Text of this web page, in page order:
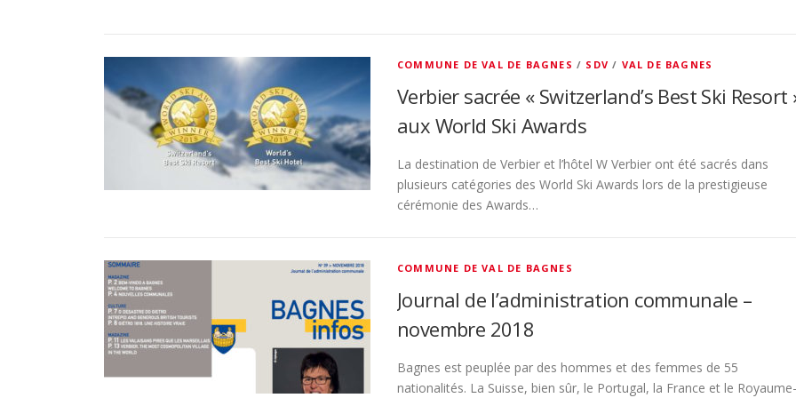
COMMUNE DE VAL DE BAGNES / SDV / VAL DE BAGNES
Verbier sacrée « Switzerland’s Best Ski Resort
aux World Ski Awards
La destination de Verbier et l’hôtel W Verbier ont été sacrés dans
plusieurs catégories des World Ski Awards lors de la prestigieuse
cérémonie des Awards…
COMMUNE DE VAL DE BAGNES
Journal de l’administration communale –
novembre 2018
Bagnes est peuplée par des hommes et des femmes de 55
nationalités. La Suisse, bien sûr, le Portugal, la France et le Royaume-